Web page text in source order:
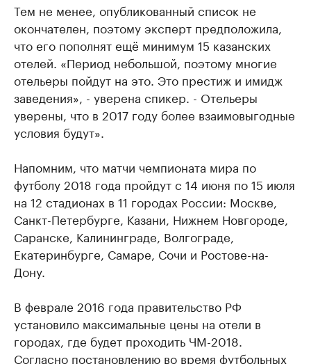
Тем не менее, опубликованный список не
окончателен, поэтому эксперт предположила,
что его пополнят ещё минимум 15 казанских
отелей. «Период небольшой, поэтому многие
отельеры пойдут на это. Это престиж и имидж
заведения», - уверена спикер. - Отельеры
уверены, что в 2017 году более взаимовыгодные
условия будут».
Напомним, что матчи чемпионата мира по
футболу 2018 года пройдут с 14 июня по 15 июля
на 12 стадионах в 11 городах России: Москве,
Санкт-Петербурге, Казани, Нижнем Новгороде,
Саранске, Калининграде, Волгограде,
Екатеринбурге, Самаре, Сочи и Ростове-на-
Дону.
В феврале 2016 года правительство РФ
установило максимальные цены на отели в
городах, где будет проходить ЧМ-2018.
Согласно постановлению во время футбольных